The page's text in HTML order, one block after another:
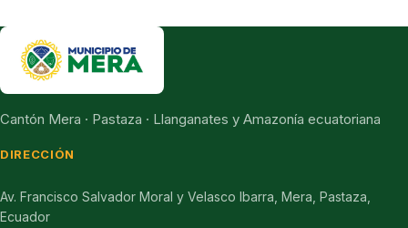
Cantón Mera · Pastaza · Llanganates y Amazonía ecuatoriana
DIRECCIÓN
Av. Francisco Salvador Moral y Velasco Ibarra, Mera, Pastaza,
Ecuador